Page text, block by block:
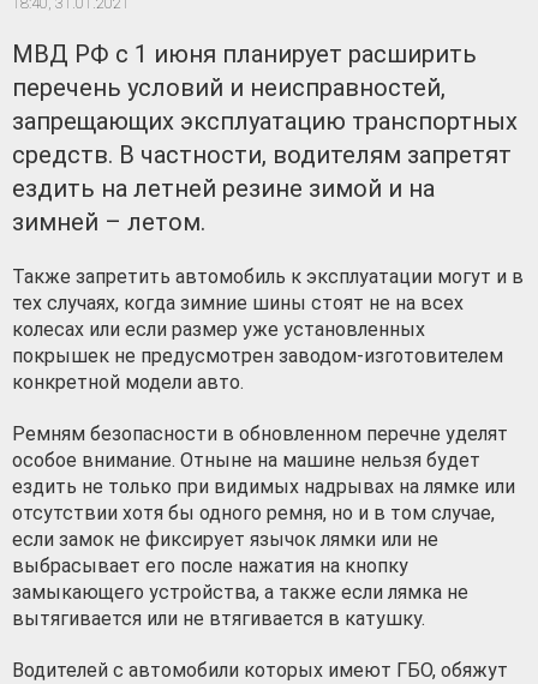
МВД РФ с 1 июня планирует расширить
перечень условий и неисправностей,
запрещающих эксплуатацию транспортных
средств. В частности, водителям запретят
ездить на летней резине зимой и на
зимней – летом.
Также запретить автомобиль к эксплуатации могут и в
тех случаях, когда зимние шины стоят не на всех
колесах или если размер уже установленных
покрышек не предусмотрен заводом-изготовителем
конкретной модели авто.
Ремням безопасности в обновленном перечне уделят
особое внимание. Отныне на машине нельзя будет
ездить не только при видимых надрывах на лямке или
отсутствии хотя бы одного ремня, но и в том случае,
если замок не фиксирует язычок лямки или не
выбрасывает его после нажатия на кнопку
замыкающего устройства, а также если лямка не
вытягивается или не втягивается в катушку.
Водителей с автомобили которых имеют ГБО, обяжут